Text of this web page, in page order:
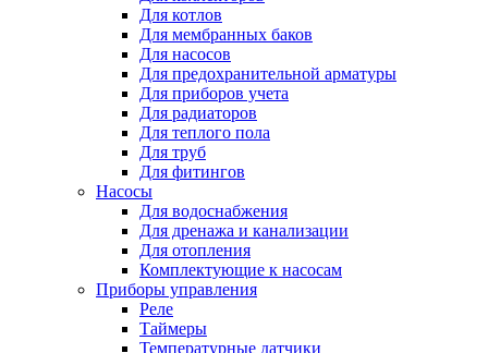
Для котлов
Для мембранных баков
Для насосов
Для предохранительной арматуры
Для приборов учета
Для радиаторов
Для теплого пола
Для труб
Для фитингов
Насосы
Для водоснабжения
Для дренажа и канализации
Для отопления
Комплектующие к насосам
Приборы управления
Реле
Таймеры
Температурные датчики